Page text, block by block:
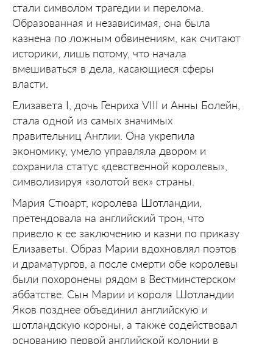
стали символом трагедии и перелома.
Образованная и независимая, она была
казнена по ложным обвинениям, как считают
историки, лишь потому, что начала
вмешиваться в дела, касающиеся сферы
власти.
Елизавета I, дочь Генриха VIII и Анны Болейн,
стала одной из самых значимых
правительниц Англии. Она укрепила
экономику, умело управляла двором и
сохранила статус «девственной королевы»,
символизируя «золотой век» страны.
Мария Стюарт, королева Шотландии,
претендовала на английский трон, что
привело к ее заключению и казни по приказу
Елизаветы. Образ Марии вдохновлял поэтов
и драматургов, а после смерти обе королевы
были похоронены рядом в Вестминстерском
аббатстве. Сын Марии и короля Шотландии
Яков позднее объединил английскую и
шотландскую короны, а также содействовал
основанию первой английской колонии в